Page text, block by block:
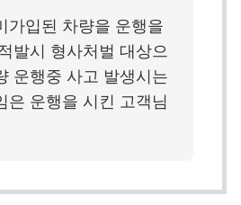
가입된 차량을 운행을
발시 형사처벌 대상으
운행중 사고 발생시는
은 운행을 시킨 고객님